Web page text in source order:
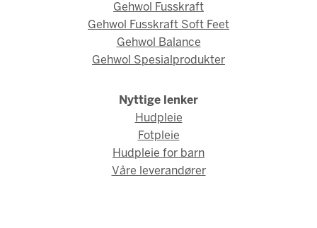
Gehwol Fusskraft
Gehwol Fusskraft Soft Feet
Gehwol Balance
Gehwol Spesialprodukter
Nyttige lenker
Hudpleie
Fotpleie
Hudpleie for barn
Våre leverandører